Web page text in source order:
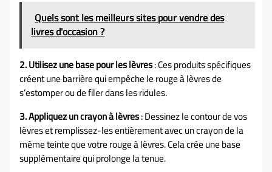
Quels sont les meilleurs sites pour vendre des
livres d'occasion ?
2. Utilisez une base pour les lèvres: Ces produits spécifiques
créent une barrière qui empêche le rouge à lèvres de
s’estomper ou de filer dans les ridules.
3. Appliquez un crayon à lèvres: Dessinez le contour de vos
lèvres et remplissez-les entièrement avec un crayon de la
même teinte que votre rouge à lèvres. Cela crée une base
supplémentaire qui prolonge la tenue.